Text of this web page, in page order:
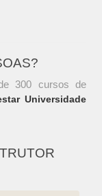
300 cursos de
Universidade